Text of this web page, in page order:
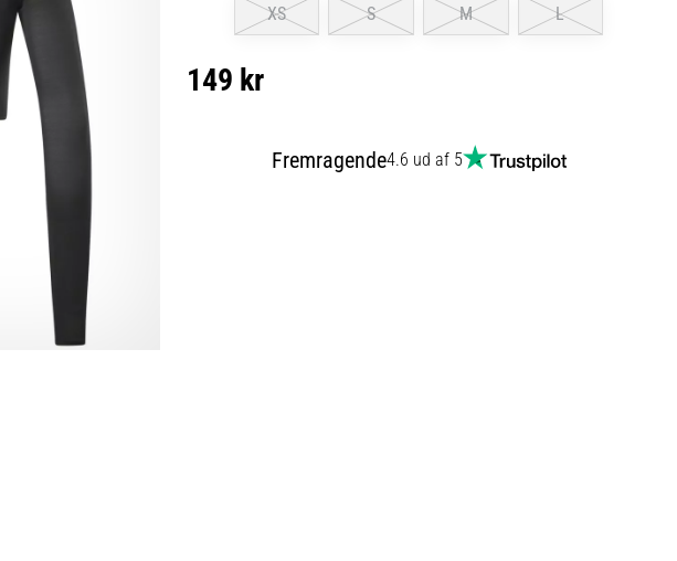
XS
S M L
149 kr
Fremragende4.6 ud af 5